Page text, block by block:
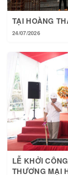
TẠI HOÀNG
24/07/2026
LỄ KHỞI
THƯƠNG MẠI
ĐỂ BÁN VÀ